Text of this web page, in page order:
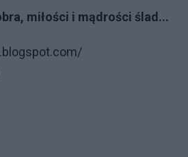
miłości i mądrości ślad...